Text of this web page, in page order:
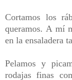
Cortamos los
queramos. A mí
en la ensaladera
Pelamos y
rodajas finas